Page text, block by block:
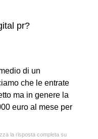
pr?
di un
che le entrate
ma in genere la
euro al mese per
la risposta completa su